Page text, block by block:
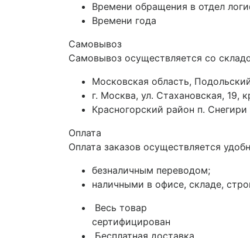
Времени обращения в отдел
Времени года
Самовывоз
Самовывоз осуществляется со
Московская область,
г. Москва, ул. Стахановская, 19,
Красногорский район п. Снегири
Оплата
Оплата заказов осуществляется
безналичным переводом;
наличными в офисе, складе,
Весь товар
сертифицирован
Бесплатная доставка